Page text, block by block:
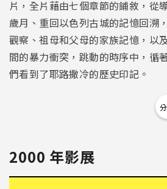
片，全片藉由七個章節的鋪敘，從
歲月、重回以色列古城的記憶回溯
觀察、祖母和父母的家族記憶，以
間的暴力衝突，跳動的時序中，循
們看到了耶路撒冷的歷史印記。
2000 年影展